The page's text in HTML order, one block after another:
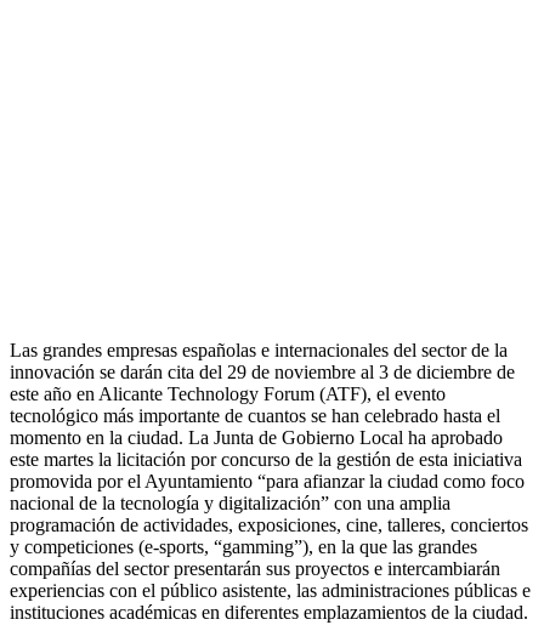
Las grandes empresas españolas e internacionales del sector de la
innovación se darán cita del 29 de noviembre al 3 de diciembre de
este año en Alicante Technology Forum (ATF), el evento
tecnológico más importante de cuantos se han celebrado hasta el
momento en la ciudad. La Junta de Gobierno Local ha aprobado
este martes la licitación por concurso de la gestión de esta iniciativa
promovida por el Ayuntamiento “para afianzar la ciudad como foco
nacional de la tecnología y digitalización” con una amplia
programación de actividades, exposiciones, cine, talleres, conciertos
y competiciones (e-sports, “gamming”), en la que las grandes
compañías del sector presentarán sus proyectos e intercambiarán
experiencias con el público asistente, las administraciones públicas e
instituciones académicas en diferentes emplazamientos de la ciudad.